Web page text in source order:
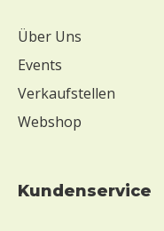
Über Uns
Events
Verkaufstellen
Webshop
Kundenservice